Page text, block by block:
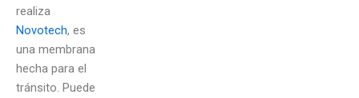
realiza
Novotech, es
una membrana
hecha para el
tránsito. Puede